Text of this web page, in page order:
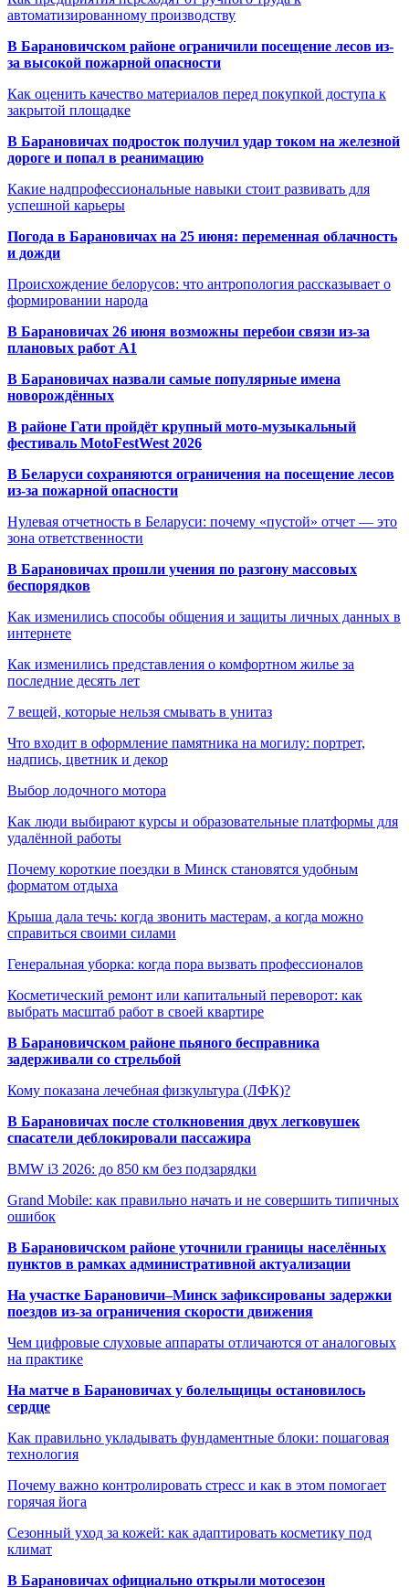
автоматизированному производству
В Барановичском районе ограничили посещение лесов из-
за высокой пожарной опасности
Как оценить качество материалов перед покупкой доступа к
закрытой площадке
В Барановичах подросток получил удар током на железной
дороге и попал в реанимацию
Какие надпрофессиональные навыки стоит развивать для
успешной карьеры
Погода в Барановичах на 25 июня: переменная облачность
и дожди
Происхождение белорусов: что антропология рассказывает о
формировании народа
В Барановичах 26 июня возможны перебои связи из-за
плановых работ A1
В Барановичах назвали самые популярные имена
новорождённых
В районе Гати пройдёт крупный мото-музыкальный
фестиваль MotoFestWest 2026
В Беларуси сохраняются ограничения на посещение лесов
из-за пожарной опасности
Нулевая отчетность в Беларуси: почему «пустой» отчет — это
зона ответственности
В Барановичах прошли учения по разгону массовых
беспорядков
Как изменились способы общения и защиты личных данных в
интернете
Как изменились представления о комфортном жилье за
последние десять лет
7 вещей, которые нельзя смывать в унитаз
Что входит в оформление памятника на могилу: портрет,
надпись, цветник и декор
Выбор лодочного мотора
Как люди выбирают курсы и образовательные платформы для
удалённой работы
Почему короткие поездки в Минск становятся удобным
форматом отдыха
Крыша дала течь: когда звонить мастерам, а когда можно
справиться своими силами
Генеральная уборка: когда пора вызвать профессионалов
Косметический ремонт или капитальный переворот: как
выбрать масштаб работ в своей квартире
В Барановичском районе пьяного бесправника
задерживали со стрельбой
Кому показана лечебная физкультура (ЛФК)?
В Барановичах после столкновения двух легковушек
спасатели деблокировали пассажира
BMW i3 2026: до 850 км без подзарядки
Grand Mobile: как правильно начать и не совершить типичных
ошибок
В Барановичском районе уточнили границы населённых
пунктов в рамках административной актуализации
На участке Барановичи–Минск зафиксированы задержки
поездов из-за ограничения скорости движения
Чем цифровые слуховые аппараты отличаются от аналоговых
на практике
На матче в Барановичах у болельщицы остановилось
сердце
Как правильно укладывать фундаментные блоки: пошаговая
технология
Почему важно контролировать стресс и как в этом помогает
горячая йога
Сезонный уход за кожей: как адаптировать косметику под
климат
В Барановичах официально открыли мотосезон